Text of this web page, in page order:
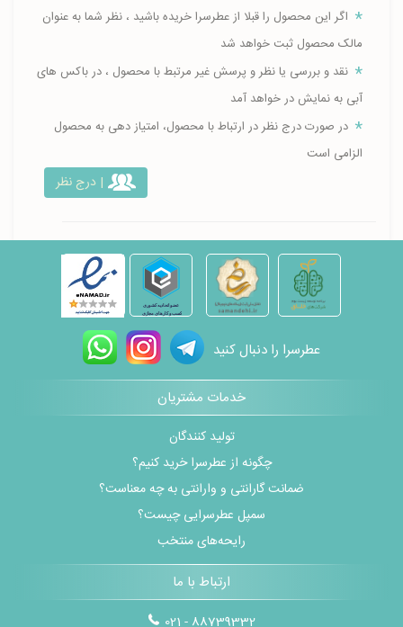
اگر این محصول را قبلا از عطرسرا خریده باشید ، نظر شما به عنوان
مالک محصول ثبت خواهد شد
نقد و بررسی یا نظر و پرسش غیر مرتبط با محصول ، در باکس های
آبی به نمایش در خواهد آمد
در صورت درج نظر در ارتباط با محصول، امتیاز دهی به محصول
الزامی است
| درج نظر
عطرسرا را دنبال کنید
خدمات مشتریان
تولید کنندگان
چگونه از عطرسرا خرید کنیم؟
ضمانت گارانتی و وارانتی به چه معناست؟
سمپل عطرسرایی چیست؟
رایحه‌های منتخب
ارتباط با ما
021 - 88739332